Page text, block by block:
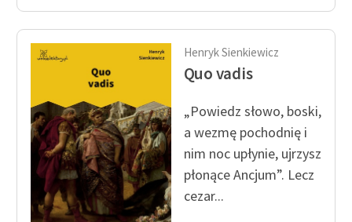
Henryk Sienkiewicz
Quo vadis
„Powiedz słowo, boski,
a wezmę pochodnię i
nim noc upłynie, ujrzysz
płonące Ancjum”. Lecz
cezar...